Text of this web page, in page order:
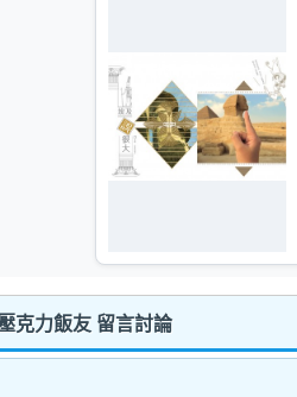
克力飯友 留言討論